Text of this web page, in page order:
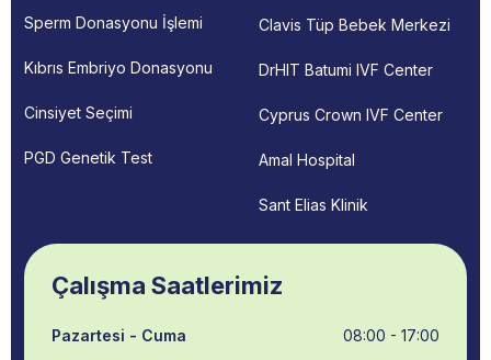
Sperm Donasyonu İşlemi
Kıbrıs Embriyo Donasyonu
Cinsiyet Seçimi
PGD Genetik Test
Clavis Tüp Bebek Merkezi
DrHIT Batumi IVF Center
Cyprus Crown IVF Center
Amal Hospital
Sant Elias Klinik
Çalışma Saatlerimiz
Pazartesi - Cuma 08:00 - 17:00